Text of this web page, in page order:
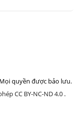
quyền được bảo lưu.
CC BY-NC-ND 4.0 .